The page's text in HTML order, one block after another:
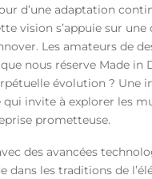
d’une adaptation
vision s’appuie sur une
Les amateurs de
nous réserve Made in
évolution ? Une
qui invite à explorer les
prometteuse.
des avancées
dans les traditions de